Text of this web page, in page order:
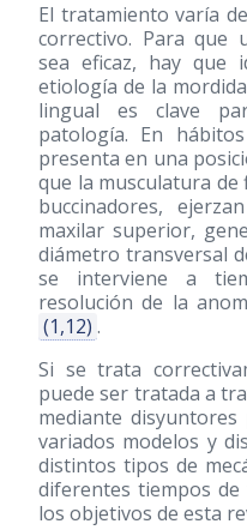
El tratamiento varía
correctivo. Para que
sea eficaz, hay que
etiología de la
lingual es clave
patología. En
presenta en una
que la musculatura de
buccinadores,
maxilar superior,
diámetro transversal
se interviene a
resolución de la
(1,12) .
Si se trata
puede ser tratada a
mediante
variados modelos y
distintos tipos de
diferentes tiempos
los objetivos de esta